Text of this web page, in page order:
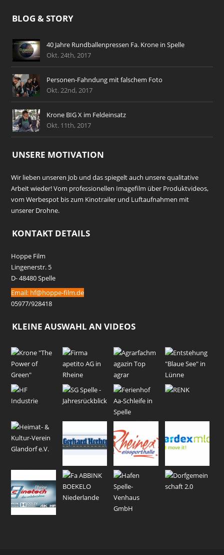
BLOG & STORY
40 Jahre Rundballenpressen Fa. Krone in Spelle
Okt. 24th, 2017
Personen-Fahndung mit falschem Foto
Okt. 22nd, 2017
Krone BIG X im Feldeinsatz
Okt. 11th, 2017
UNSERE MOTIVATION
Wir lieben unseren Job und das spiegelt auch unsere qualitative
Arbeit wieder! Vom professionellen Imagefilm über Produktvideos,
vom Werbespot bis zum Kinotrailer und Luftaufnahmen mit
unserer Drohne.
KONTAKT DETAILS
Hoppe Film
Lingenerstr. 5
D- 48480 Spelle
Email: hf@hoppe-film.de
05977/928418
KLEINE AUSWAHL AN VIDEOS